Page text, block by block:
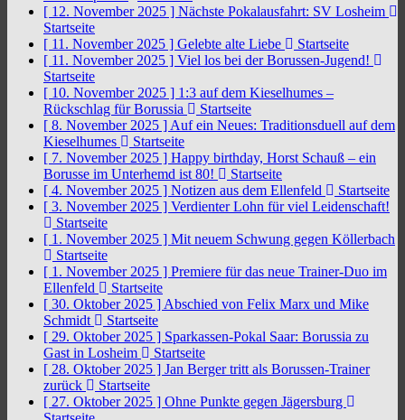
[ 12. November 2025 ] Nächste Pokalausfahrt: SV Losheim
Startseite
[ 11. November 2025 ] Gelebte alte Liebe
Startseite
[ 11. November 2025 ] Viel los bei der Borussen-Jugend!
Startseite
[ 10. November 2025 ] 1:3 auf dem Kieselhumes –
Rückschlag für Borussia
Startseite
[ 8. November 2025 ] Auf ein Neues: Traditionsduell auf dem
Kieselhumes
Startseite
[ 7. November 2025 ] Happy birthday, Horst Schauß – ein
Borusse im Unterhemd ist 80!
Startseite
[ 4. November 2025 ] Notizen aus dem Ellenfeld
Startseite
[ 3. November 2025 ] Verdienter Lohn für viel Leidenschaft!
Startseite
[ 1. November 2025 ] Mit neuem Schwung gegen Köllerbach
Startseite
[ 1. November 2025 ] Premiere für das neue Trainer-Duo im
Ellenfeld
Startseite
[ 30. Oktober 2025 ] Abschied von Felix Marx und Mike
Schmidt
Startseite
[ 29. Oktober 2025 ] Sparkassen-Pokal Saar: Borussia zu
Gast in Losheim
Startseite
[ 28. Oktober 2025 ] Jan Berger tritt als Borussen-Trainer
zurück
Startseite
[ 27. Oktober 2025 ] Ohne Punkte gegen Jägersburg